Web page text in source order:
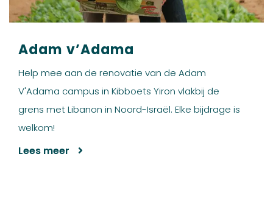
Adam v’Adama
Help mee aan de renovatie van de Adam
V'Adama campus in Kibboets Yiron vlakbij de
grens met Libanon in Noord-Israël. Elke bijdrage is
welkom!
Lees meer